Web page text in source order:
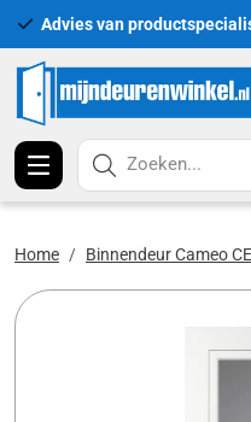
Advies van
Zoeken...
Home Binnendeur Cameo